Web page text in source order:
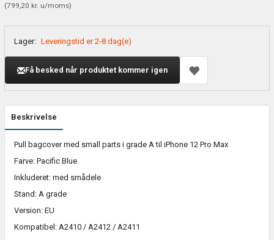
(799,20 kr. u/moms)
Lager: Leveringstid er 2-8 dag(e)
Få besked når produktet kommer igen
Beskrivelse
Pull bagcover med small parts i grade A til iPhone 12 Pro Max
Farve: Pacific Blue
Inkluderet: med smådele
Stand: A grade
Version: EU
Kompatibel: A2410 / A2412 / A2411